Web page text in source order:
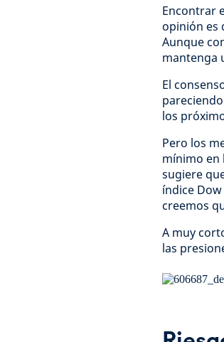
Encontrar
opinión es
Aunque
mantenga
El
los
Pero los
mínimo en
sugiere
índice
creemos
A muy
las